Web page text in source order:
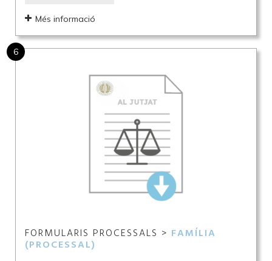
Més informació
6
FORMULARIS PROCESSALS > FAMÍLIA
(PROCESSAL)